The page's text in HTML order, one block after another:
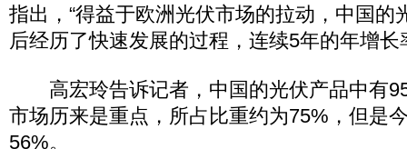
指出，“得益于欧洲光伏市场的拉动，中国的
后经历了快速发展的过程，连续5年的年增长
高宏玲告诉记者，中国的光伏产品中有
市场历来是重点，所占比重约为75%，但是
56%。